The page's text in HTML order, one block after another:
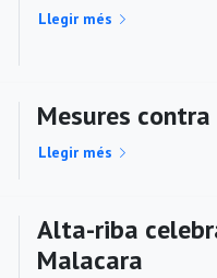
Llegir més
Mesures
Llegir més
Alta-riba
Malacara